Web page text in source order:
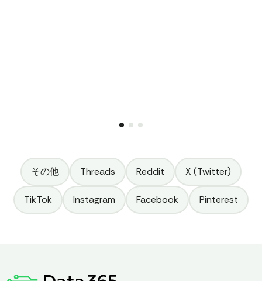
その他 Threads Reddit X (Twitter)
TikTok Instagram Facebook Pinterest